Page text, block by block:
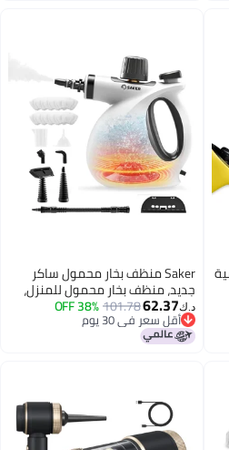
Saker منظف بخار محمول ساكر
جديد، منظف بخار محمول للمنزل،
1050 واط منظف بخار، 8 قطع
قماش ألياف للتسخين السريع
والتنظيف العميق للأرضيات
62.37
101.78
38% OFF
أقل سعر في 30 يوم
أقل سعر في 30 يوم